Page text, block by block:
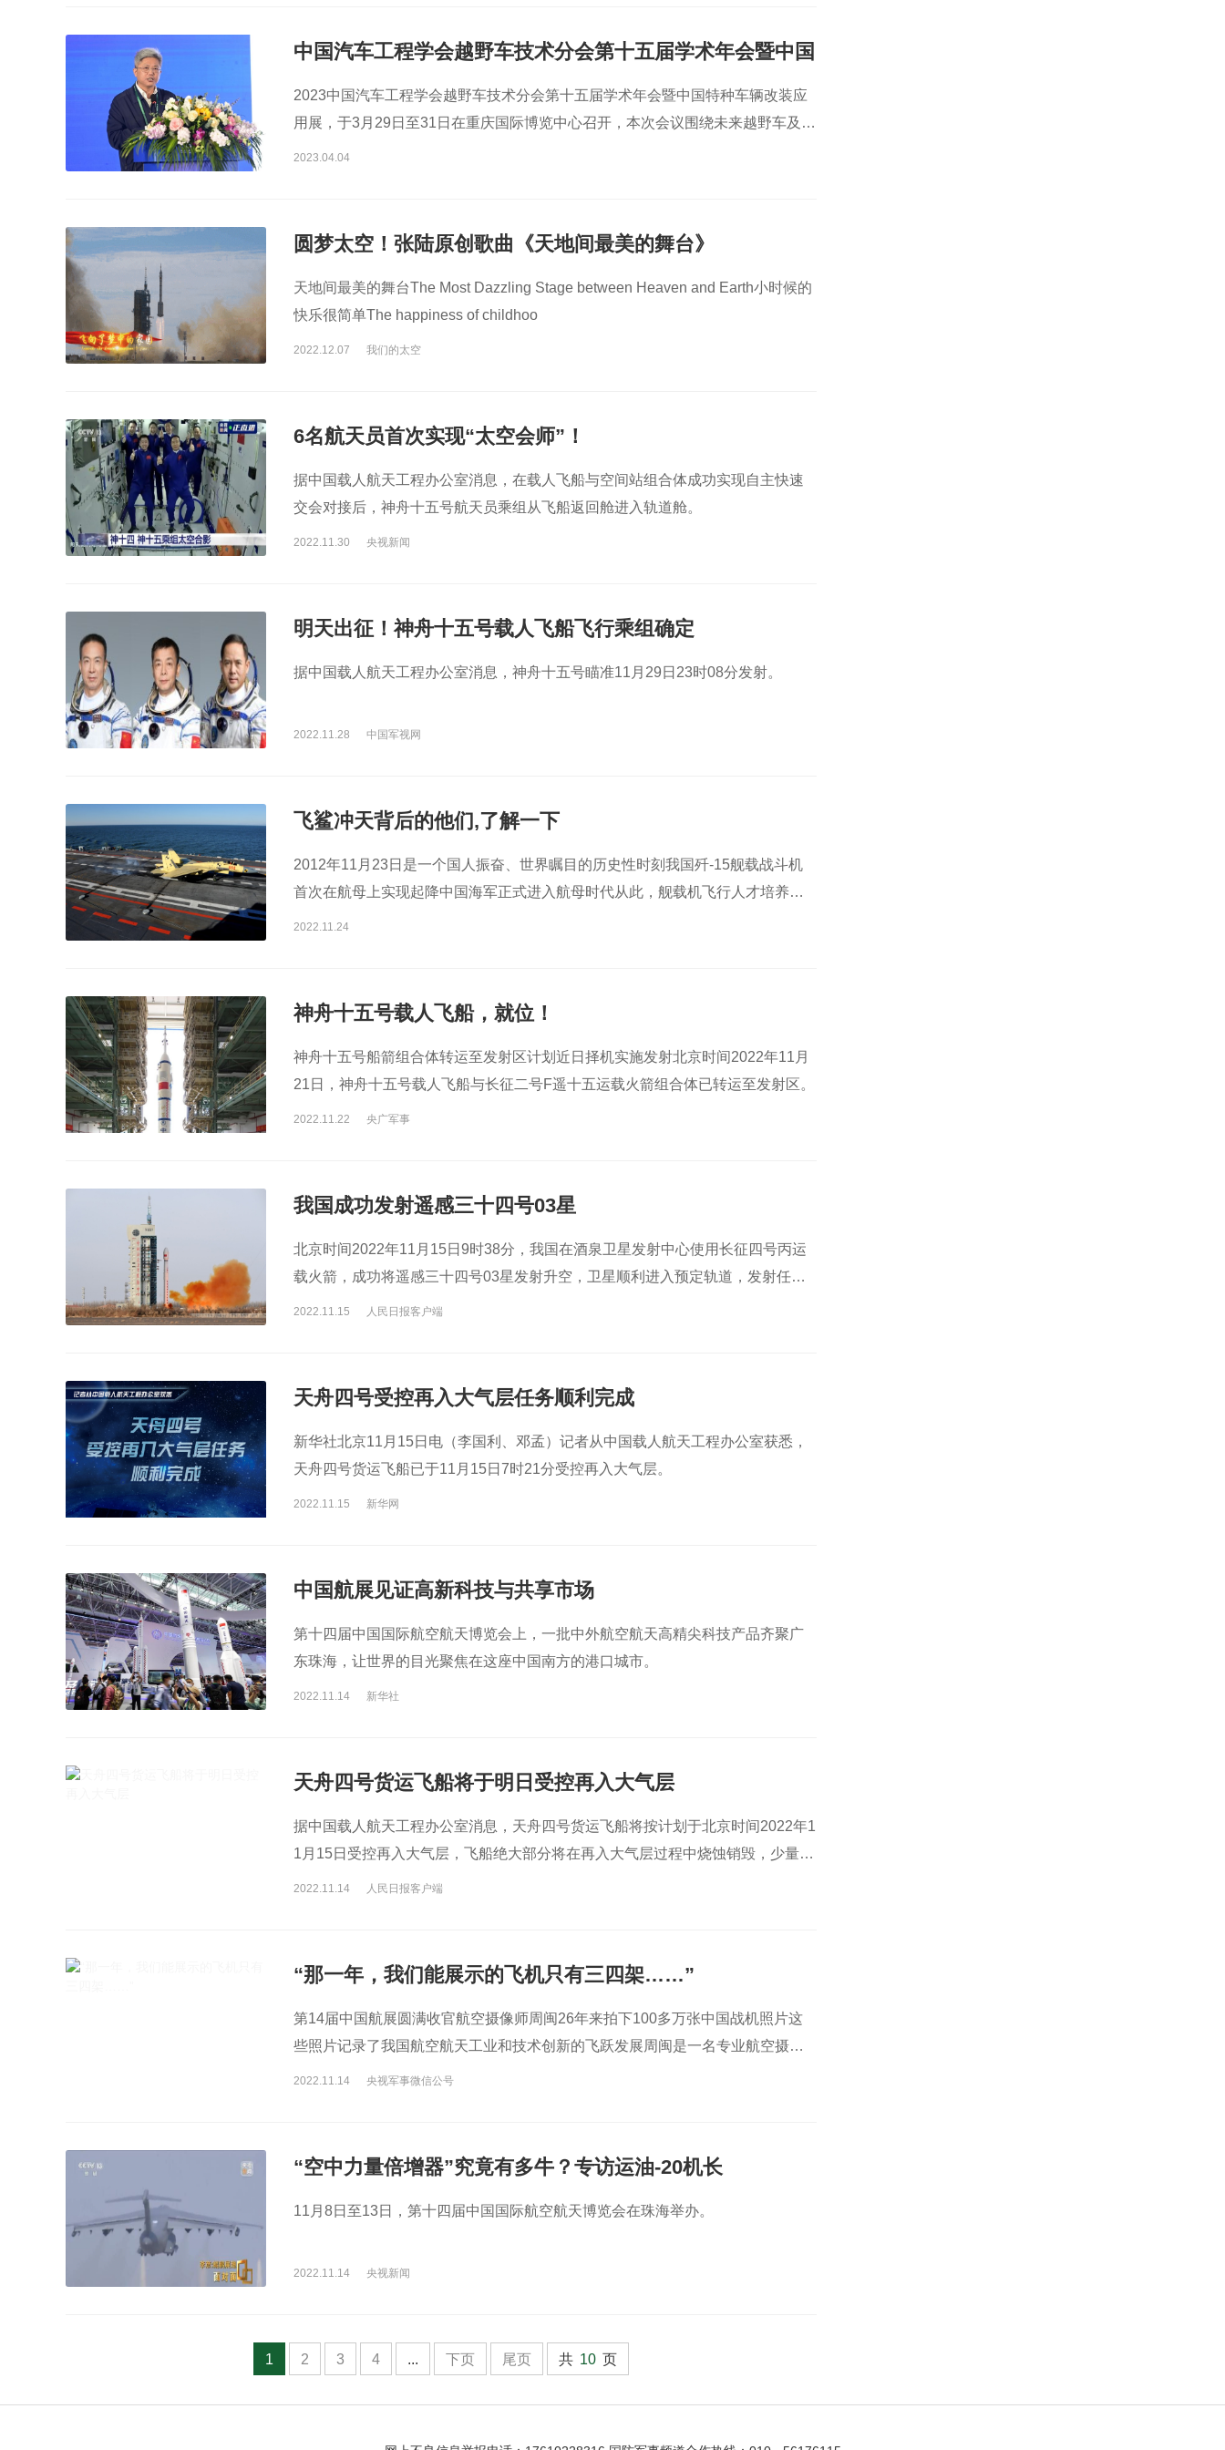
中国汽车工程学会越野车技术分会第十五届学术年会暨中国
特种车辆改装应用展圆满闭幕!
2023中国汽车工程学会越野车技术分会第十五届学术年会暨中国特种车辆改装应
用展，于3月29日至31日在重庆国际博览中心召开，本次会议围绕未来越野车及特
种车辆创新技术交流探讨。
2023.04.04
圆梦太空！张陆原创歌曲《天地间最美的舞台》
天地间最美的舞台The Most Dazzling Stage between Heaven and Earth小时候的
快乐很简单The happiness of childhoo
2022.12.07 我们的太空
6名航天员首次实现“太空会师”！
据中国载人航天工程办公室消息，在载人飞船与空间站组合体成功实现自主快速
交会对接后，神舟十五号航天员乘组从飞船返回舱进入轨道舱。
2022.11.30 央视新闻
明天出征！神舟十五号载人飞船飞行乘组确定
据中国载人航天工程办公室消息，神舟十五号瞄准11月29日23时08分发射。
2022.11.28 中国军视网
飞鲨冲天背后的他们,了解一下
2012年11月23日是一个国人振奋、世界瞩目的历史性时刻我国歼-15舰载战斗机
首次在航母上实现起降中国海军正式进入航母时代从此，舰载机飞行人才培养的
大幕就此拉开你知道吗10年间
2022.11.24
神舟十五号载人飞船，就位！
神舟十五号船箭组合体转运至发射区计划近日择机实施发射北京时间2022年11月
21日，神舟十五号载人飞船与长征二号F遥十五运载火箭组合体已转运至发射区。
2022.11.22 央广军事
我国成功发射遥感三十四号03星
北京时间2022年11月15日9时38分，我国在酒泉卫星发射中心使用长征四号丙运
载火箭，成功将遥感三十四号03星发射升空，卫星顺利进入预定轨道，发射任务
获得圆满成功。
2022.11.15 人民日报客户端
天舟四号受控再入大气层任务顺利完成
新华社北京11月15日电（李国利、邓孟）记者从中国载人航天工程办公室获悉，
天舟四号货运飞船已于11月15日7时21分受控再入大气层。
2022.11.15 新华网
中国航展见证高新科技与共享市场
第十四届中国国际航空航天博览会上，一批中外航空航天高精尖科技产品齐聚广
东珠海，让世界的目光聚焦在这座中国南方的港口城市。
2022.11.14 新华社
天舟四号货运飞船将于明日受控再入大气层
据中国载人航天工程办公室消息，天舟四号货运飞船将按计划于北京时间2022年1
1月15日受控再入大气层，飞船绝大部分将在再入大气层过程中烧蚀销毁，少量残
骸将落入南太平洋预定安全海域。
2022.11.14 人民日报客户端
“那一年，我们能展示的飞机只有三四架……”
第14届中国航展圆满收官航空摄像师周闽26年来拍下100多万张中国战机照片这
些照片记录了我国航空航天工业和技术创新的飞跃发展周闽是一名专业航空摄像
师也是一名空军后代受他父亲影响从小
2022.11.14 央视军事微信公号
“空中力量倍增器”究竟有多牛？专访运油-20机长
11月8日至13日，第十四届中国国际航空航天博览会在珠海举办。
2022.11.14 央视新闻
1 2 3 4 ... 下页 尾页 共 10 页